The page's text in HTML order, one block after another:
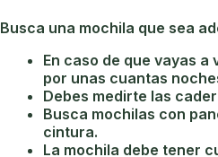
Busca una mochila que sea
En caso de que vayas
por unas cuantas
Debes medirte las
Busca mochilas con
cintura.
La mochila debe tener